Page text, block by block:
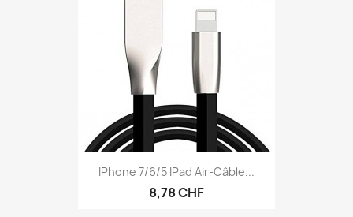
IPhone 7/6/5 IPad Air-Câble...
8,78 CHF